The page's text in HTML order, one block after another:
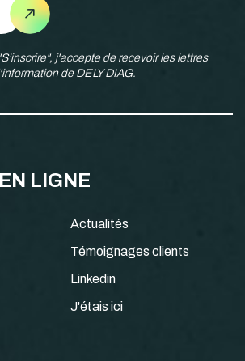
j'accepte de recevoir les lettres
de DELY DIAG.
LIGNE
Actualités
Témoignages clients
Linkedin
J'étais ici